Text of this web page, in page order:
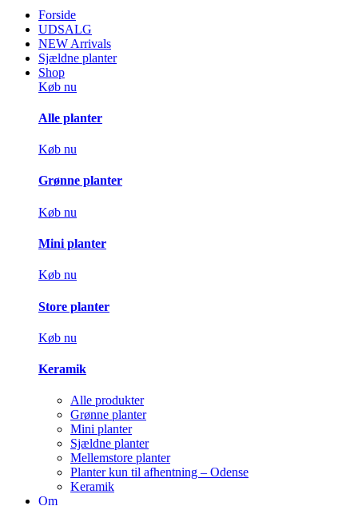
Forside
UDSALG
NEW Arrivals
Sjældne planter
Shop
Køb nu
Alle planter
Køb nu
Grønne planter
Køb nu
Mini planter
Køb nu
Store planter
Køb nu
Keramik
Alle produkter
Grønne planter
Mini planter
Sjældne planter
Mellemstore planter
Planter kun til afhentning – Odense
Keramik
Om